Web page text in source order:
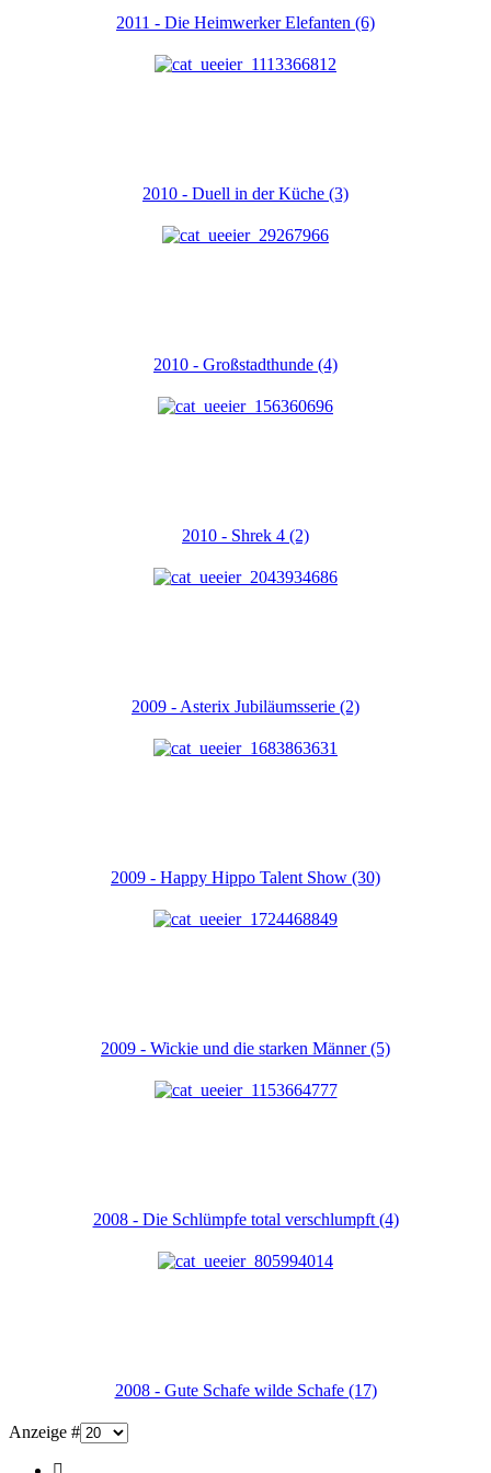
2011 - Die Heimwerker Elefanten (6)
2010 - Duell in der Küche (3)
2010 - Großstadthunde (4)
2010 - Shrek 4 (2)
2009 - Asterix Jubiläumsserie (2)
2009 - Happy Hippo Talent Show (30)
2009 - Wickie und die starken Männer (5)
2008 - Die Schlümpfe total verschlumpft (4)
2008 - Gute Schafe wilde Schafe (17)
Anzeige #